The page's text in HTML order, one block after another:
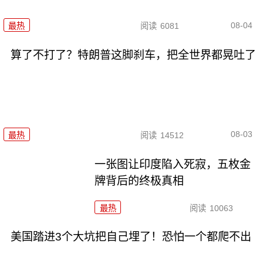
最热 阅读 6081 08-04
算了不打了？特朗普这脚刹车，把全世界都晃吐了
最热 阅读 14512 08-03
一张图让印度陷入死寂，五枚金
牌背后的终极真相
最热 阅读 10063
美国踏进3个大坑把自己埋了！恐怕一个都爬不出